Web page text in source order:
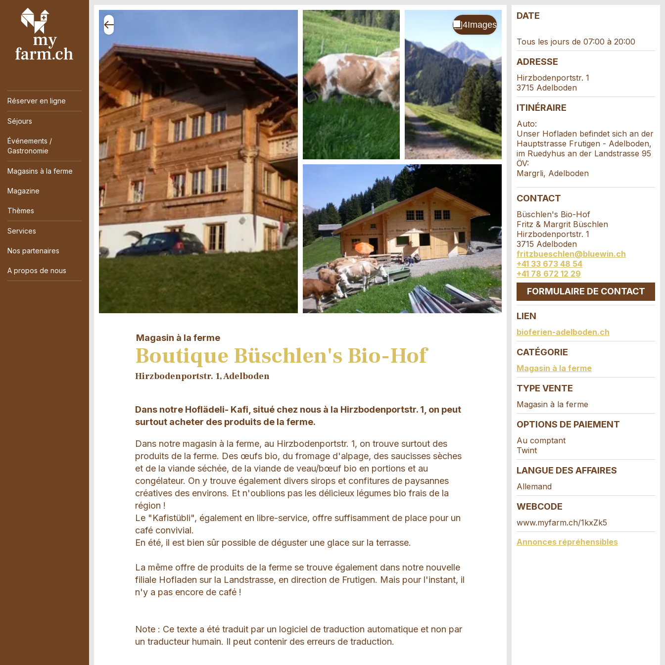
Réserver en ligne
Séjours
Événements /
Gastronomie
Magasins à la ferme
Magazine
Thèmes
Services
Nos partenaires
A propos de nous
Magasin à la ferme
Boutique Büschlen's Bio-Hof
Hirzbodenportstr. 1, Adelboden
Dans notre Hoflädeli- Kafi, situé chez nous à la Hirzbodenportstr. 1, on peut
surtout acheter des produits de la ferme.
Dans notre magasin à la ferme, au Hirzbodenportstr. 1, on trouve surtout des
produits de la ferme. Des œufs bio, du fromage d'alpage, des saucisses sèches
et de la viande séchée, de la viande de veau/bœuf bio en portions et au
congélateur. On y trouve également divers sirops et confitures de paysannes
créatives des environs. Et n'oublions pas les délicieux légumes bio frais de la
région !
Le "Kafistübli", également en libre-service, offre suffisamment de place pour un
café convivial.
En été, il est bien sûr possible de déguster une glace sur la terrasse.
La même offre de produits de la ferme se trouve également dans notre nouvelle
filiale Hofladen sur la Landstrasse, en direction de Frutigen. Mais pour l'instant, il
n'y a pas encore de café !
Note : Ce texte a été traduit par un logiciel de traduction automatique et non par
un traducteur humain. Il peut contenir des erreurs de traduction.
DATE
Tous les jours de 07:00 à 20:00
ADRESSE
Hirzbodenportstr. 1
3715 Adelboden
ITINÉRAIRE
Auto:
Unser Hofladen befindet sich an der
Hauptstrasse Frutigen - Adelboden,
im Ruedyhus an der Landstrasse 95
ÖV:
Margrli, Adelboden
CONTACT
Büschlen's Bio-Hof
Fritz & Margrit Büschlen
Hirzbodenportstr. 1
3715 Adelboden
fritzbueschlen@bluewin.ch
+41 33 673 48 54
+41 78 672 12 29
FORMULAIRE DE CONTACT
LIEN
bioferien-adelboden.ch
CATÉGORIE
Magasin à la ferme
TYPE VENTE
Magasin à la ferme
OPTIONS DE PAIEMENT
Au comptant
Twint
LANGUE DES AFFAIRES
Allemand
WEBCODE
www.myfarm.ch/1kxZk5
Annonces répréhensibles